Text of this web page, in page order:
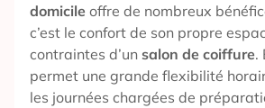
domicile offre de nombreux
c’est le confort de son propre
contraintes d’un salon de coiffure.
permet une grande flexibilité
les journées chargées de